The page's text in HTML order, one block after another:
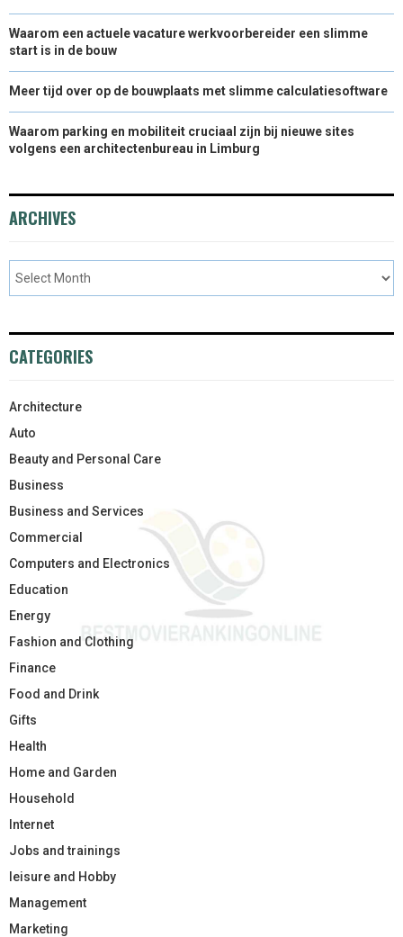
Waarom een actuele vacature werkvoorbereider een slimme
start is in de bouw
Meer tijd over op de bouwplaats met slimme calculatiesoftware
Waarom parking en mobiliteit cruciaal zijn bij nieuwe sites
volgens een architectenbureau in Limburg
ARCHIVES
CATEGORIES
Architecture
Auto
Beauty and Personal Care
Business
Business and Services
Commercial
Computers and Electronics
Education
Energy
Fashion and Clothing
Finance
Food and Drink
Gifts
Health
Home and Garden
Household
Internet
Jobs and trainings
leisure and Hobby
Management
Marketing